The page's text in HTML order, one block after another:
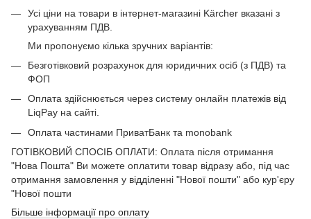
Усі ціни на товари в інтернет-магазині Kärcher вказані з
урахуванням ПДВ.
Ми пропонуємо кілька зручних варіантів:
Безготівковий розрахунок для юридичних осіб (з ПДВ) та
ФОП
Оплата здійснюється через систему онлайн платежів від
LiqPay на сайті.
Оплата частинами ПриватБанк та monobank
ГОТІВКОВИЙ СПОСІБ ОПЛАТИ: Оплата після отримання
"Нова Пошта" Ви можете оплатити товар відразу або, під час
отримання замовлення у відділенні "Нової пошти" або кур'єру
"Нової пошти
Більше інформації про оплату